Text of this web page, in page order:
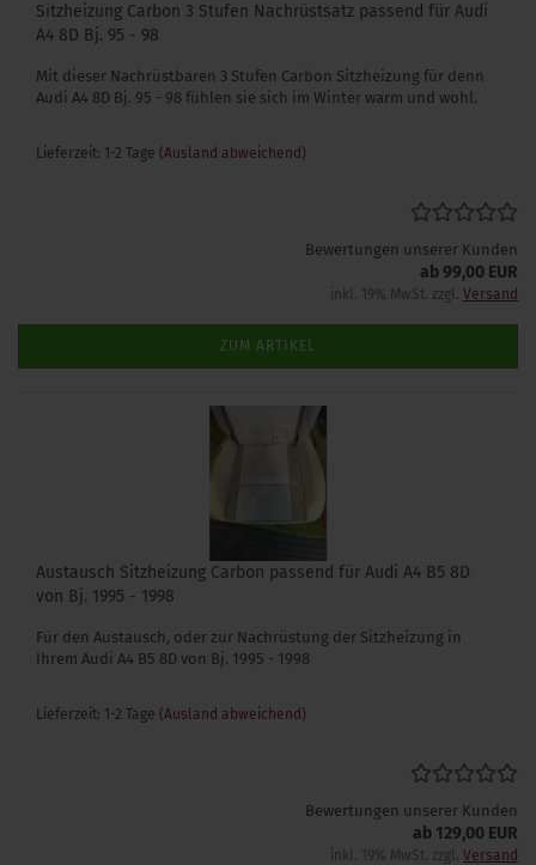
Sitzheizung Carbon 3 Stufen Nachrüstsatz passend für Audi
A4 8D Bj. 95 - 98
Mit dieser Nachrüstbaren 3 Stufen Carbon Sitzheizung für denn
Audi A4 8D Bj. 95 - 98 fühlen sie sich im Winter warm und wohl.
Lieferzeit: 1-2 Tage (Ausland abweichend)
Bewertungen unserer Kunden
ab 99,00 EUR
inkl. 19% MwSt. zzgl. Versand
ZUM ARTIKEL
Austausch Sitzheizung Carbon passend für Audi A4 B5 8D
von Bj. 1995 - 1998
Für den Austausch, oder zur Nachrüstung der Sitzheizung in
Ihrem Audi A4 B5 8D von Bj. 1995 - 1998
Lieferzeit: 1-2 Tage (Ausland abweichend)
Bewertungen unserer Kunden
ab 129,00 EUR
inkl. 19% MwSt. zzgl. Versand